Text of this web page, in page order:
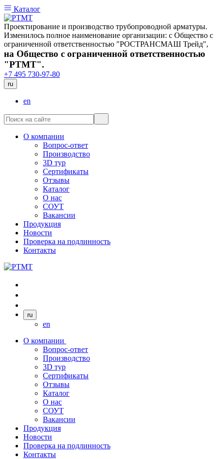
Каталог
Проектирование и производство трубопроводной арматуры.
Изменилось полное наименование организации: с Общество с
ограниченной ответственностью "РОСТРАНСМАШ Трейд",
на Общество с ограниченной ответственностью
"РТМТ".
+7 495 730-97-80
ru
en
О компании
Вопрос-ответ
Производство
3D тур
Сертификаты
Отзывы
Каталог
О нас
СОУТ
Вакансии
Продукция
Новости
Проверка на подлинность
Контакты
ru
en
О компании
Вопрос-ответ
Производство
3D тур
Сертификаты
Отзывы
Каталог
О нас
СОУТ
Вакансии
Продукция
Новости
Проверка на подлинность
Контакты